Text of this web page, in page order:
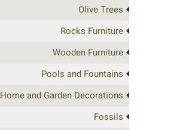
Olive Trees
Rocks Furniture
Wooden Furniture
Pools and Fountains
Home and Garden Decorations
Fossils